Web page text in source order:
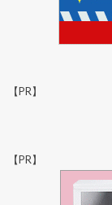
【PR】
【PR】